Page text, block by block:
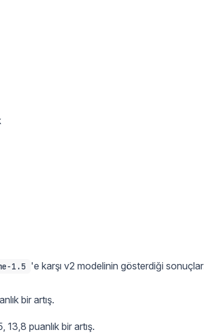
1.5 'e karşı v2 modelinin gösterdiği
bir artış.
puanlık bir artış.